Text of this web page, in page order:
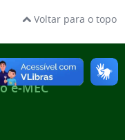
Voltar para o topo
e-MEC